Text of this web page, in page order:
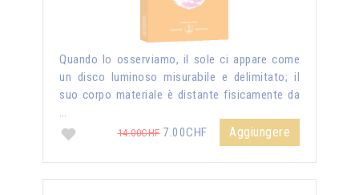
Quando lo osserviamo, il sole ci appare come
un disco luminoso misurabile e delimitato; il
suo corpo materiale è distante fisicamente da
…
14.00CHF7.00CHF Aggiungere